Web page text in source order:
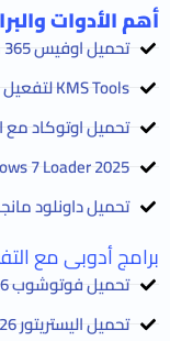
أهم الأدوات
تحميل اوفيس 365 كامل مجانا
KMS Tools لتفعيل الويندوز والأوفيس
تحميل اوتوكاد مع
2025 Windows 7 Loader
تحميل داونلود
برامج أدوبى مع
تحميل فوتوشوب 2026
تحميل اليستريتور 2026